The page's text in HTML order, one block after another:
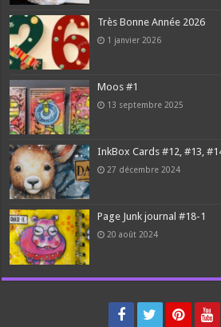
Très Bonne Année 2026
1 janvier 2026
Moos #1
13 septembre 2025
InkBox Cards #12, #13,
27 décembre 2024
Page Junk journal #18-1
20 août 2024